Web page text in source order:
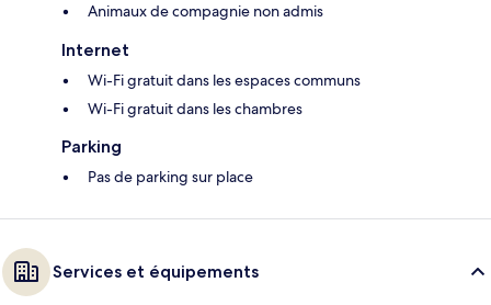
Animaux de compagnie non admis
Internet
Wi-Fi gratuit dans les espaces communs
Wi-Fi gratuit dans les chambres
Parking
Pas de parking sur place
Services et équipements